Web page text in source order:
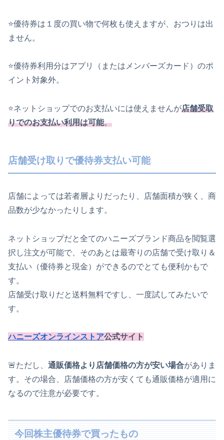
⭐️優待券は１度の買い物で何枚も使えますが、おつりは出
ません。
⭐️優待券利用分はアプリ（またはメンバーズカード）のポ
イント対象外。
⭐️ネットショップでのお支払いには使えませんが店舗受取
りでのお支払い利用は可能。
店舗受け取りで優待券支払い可能
店舗によっては若者層よりだったり、店舗面積が狭く、商
品数が少なかったりします。
ネットショップだと全てのハニーズブランド商品を閲覧選
択し注文が可能で、そのあとは最寄りの店舗で受け取り＆
支払い（優待券と現金）ができるのでとても便利かもで
す。
店舗受け取りだと送料無料ですし、一度試してみたいで
す。
ハニーズオンラインストア公式サイト
🚨ただし、 通販価格より店舗価格の方が安い場合がありま
す。その場合、店舗価格の方が安くても通販価格が適用に
なるので注意が必要です。
今回株主優待券で買ったもの